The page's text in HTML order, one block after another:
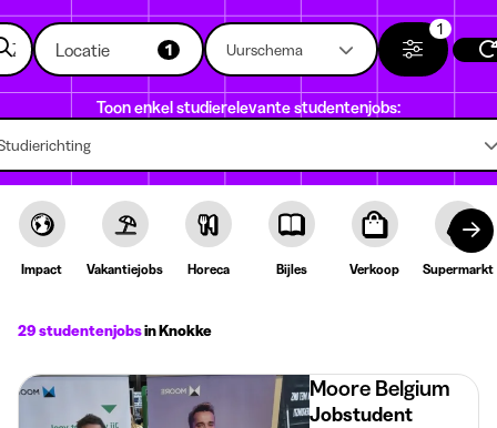
Locatie 1 Uurschema
1
Toon enkel studierelevante studentenjobs:
Impact Vakantiejobs Horeca Bijles Verkoop Supermarkt
29 studentenjobsin Knokke
Moore Belgium
Jobstudent